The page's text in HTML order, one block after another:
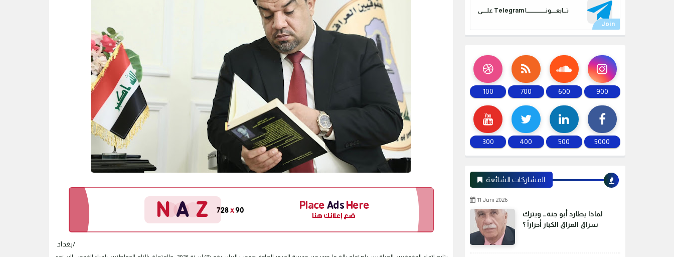
بغداد/
علـــــى Telegram تـــابعـــــونـــــــــــــــــــا
100 700 600 900
300 400 500 5000
المشاركات الشائعة
11 Juni 2026
لماذا يطارد أبو جنة… ويترك
سراق العراق الكبار أحراراً ؟